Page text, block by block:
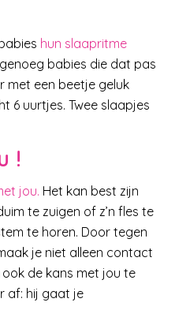
hun slaapritme
babies die dat pas
met een beetje geluk
6 uurtjes. Twee slaapjes
!
jou. Het kan best zijn
te zuigen of z’n fles te
te horen. Door tegen
je niet alleen contact
de kans met jou te
af: hij gaat je